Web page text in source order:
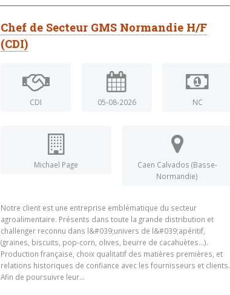
Chef de Secteur GMS Normandie H/F
(CDI)
CDI 05-08-2026 NC
Michael Page
Caen Calvados (Basse-
Normandie)
Notre client est une entreprise emblématique du secteur
agroalimentaire. Présents dans toute la grande distribution et
challenger reconnu dans l&#039;univers de l&#039;apéritif,
(graines, biscuits, pop-corn, olives, beurre de cacahuètes...).
Production française, choix qualitatif des matières premières, et
relations historiques de confiance avec les fournisseurs et clients.
Afin de poursuivre leur...